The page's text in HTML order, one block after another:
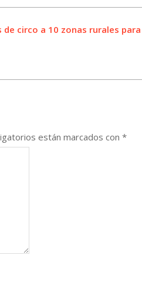
circo a 10 zonas rurales
están marcados con *